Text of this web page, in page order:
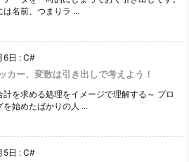
は名前、つまりラ ...
6日 : C#
カー、変数は引き出しで考えよう！
計を求める処理をイメージで理解する～ プロ
を始めたばかりの人 ...
5日 : C#